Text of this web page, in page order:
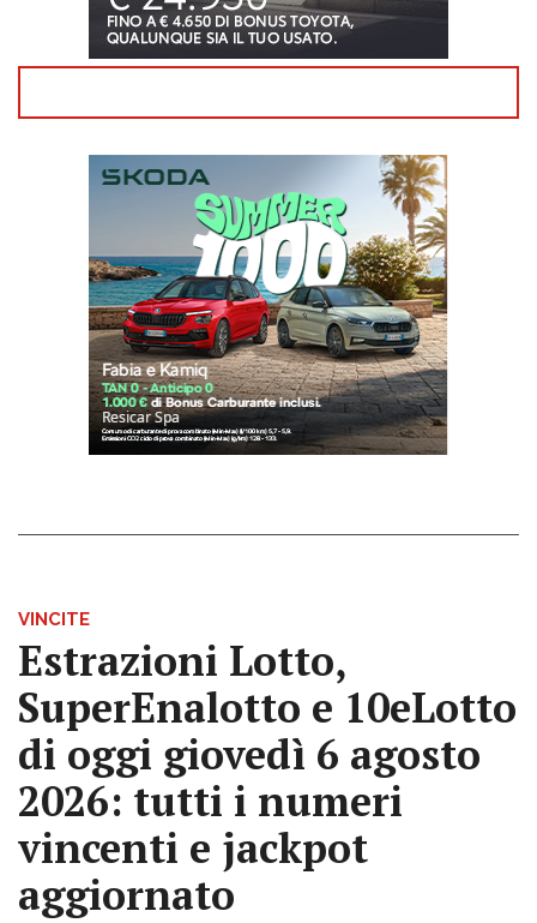
VINCITE
Estrazioni Lotto,
SuperEnalotto e 10eLotto
di oggi giovedì 6 agosto
2026: tutti i numeri
vincenti e jackpot
aggiornato